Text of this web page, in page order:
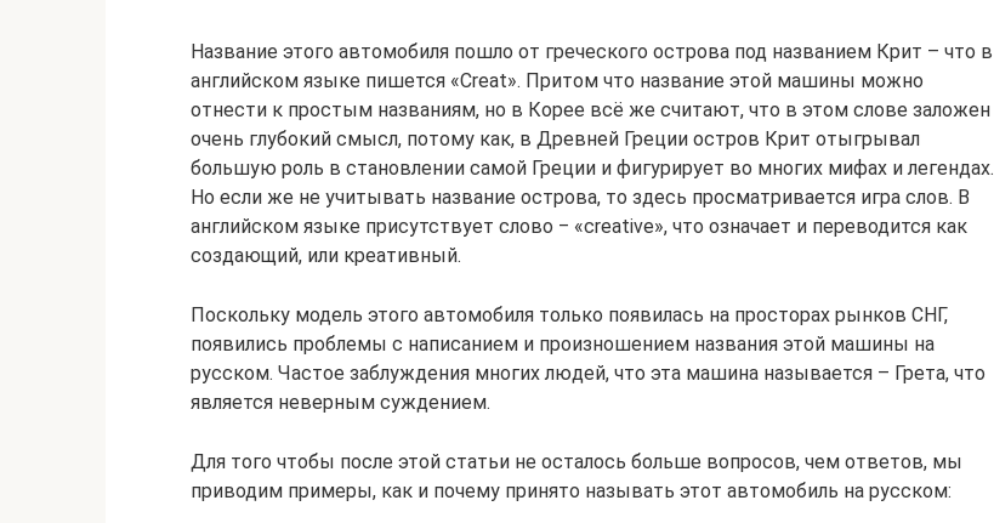
Название этого автомобиля пошло от греческого острова под названием Крит – что в
английском языке пишется «Creat». Притом что название этой машины можно
отнести к простым названиям, но в Корее всё же считают, что в этом слове заложен
очень глубокий смысл, потому как, в Древней Греции остров Крит отыгрывал
большую роль в становлении самой Греции и фигурирует во многих мифах и легендах.
Но если же не учитывать название острова, то здесь просматривается игра слов. В
английском языке присутствует слово ‒ «creative», что означает и переводится как
создающий, или креативный.
Поскольку модель этого автомобиля только появилась на просторах рынков СНГ,
появились проблемы с написанием и произношением названия этой машины на
русском. Частое заблуждения многих людей, что эта машина называется – Грета, что
является неверным суждением.
Для того чтобы после этой статьи не осталось больше вопросов, чем ответов, мы
приводим примеры, как и почему принято называть этот автомобиль на русском: